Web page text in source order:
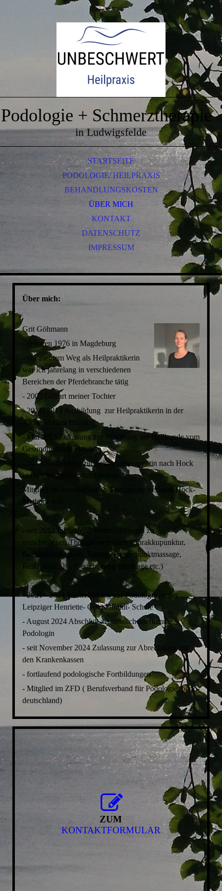
Podologie + Schmerztherapie
in Ludwigsfelde
STARTSEITE
PODOLOGIE/ HEILPRAXIS
BEHANDLUNGSKOSTEN
ÜBER MICH
KONTAKT
DATENSCHUTZ
IMPRESSUM
Über mich:
Grit Göhmann
- geboren 1976 in Magdeburg
- vor meinem Weg als Heilpraktikerin
war ich jahrelang in verschiedenen
Bereichen der Pferdebranche tätig
- 2005 Geburt meiner Tochter
- 2011- 2013 Ausbildung zur Heilpraktikerin in der
Arche Medica Berlin
- Mai 2013 Zulassung zur Ausübung der Heilkunde vom
Gesundheitsamt Potsdam
- 2013 Fortbildung zur Schmerztherapeutin nach Hock
in Berchtesgaden, anschließend
Mitglied im Internationalen Therapeutenverband Hock-
Methode e.V.
- seit 2012 fortlaufend Weiterbildungen zu
verschiedenen Therapiemethoden (Ohrakkupunktur,
Bachblütentherapie, Taping, Triggerpunktmassage,
Reiki, Gua Sha, Gesichtslymphdrainage etc.)
- 2021 - 2024 Weiterbildung zur Podologin an der
Leipziger Henriette- Goldschmidt- Schule
- August 2024 Abschluß als staatlich anerkannte
Podologin
- seit November 2024 Zulassung zur Abrechnung mit
den Krankenkassen
- fortlaufend podologische Fortbildungen
- Mitglied im ZFD ( Berufsverband für Podologie, podo-
deutschland)
ZUM
KONTAKTFORMULAR